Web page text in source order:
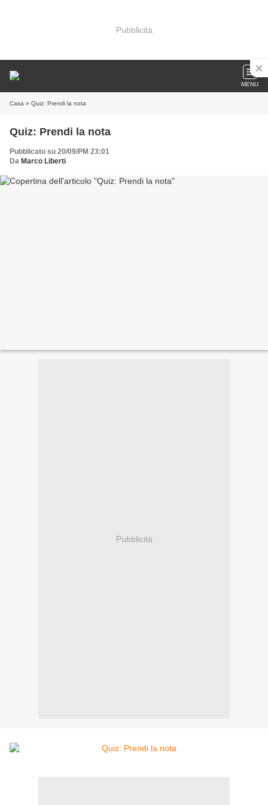
Pubblicità
MENU
Casa » Quiz: Prendi la nota
Quiz: Prendi la nota
Pubblicato su 20/09/PM 23:01
Da Marco Liberti
Pubblicità